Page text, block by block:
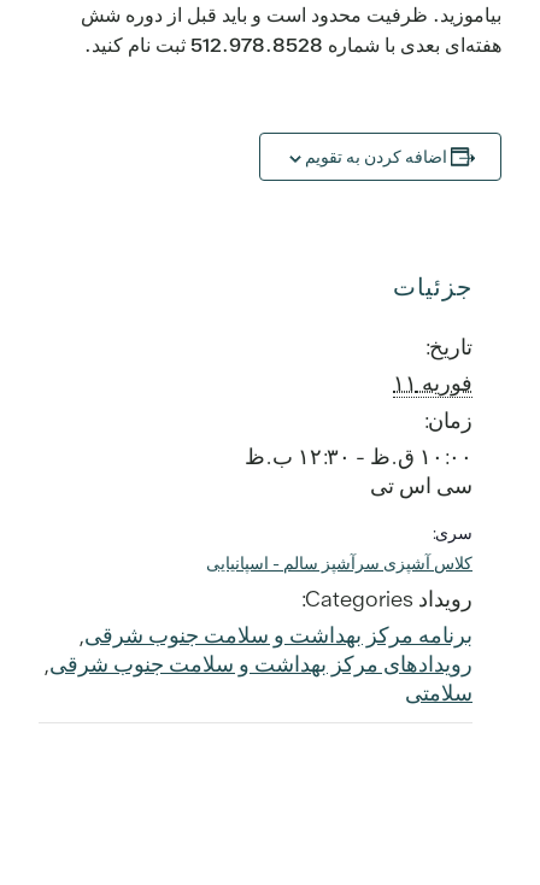
بیاموزید. ظرفیت محدود است و باید قبل از دوره شش
هفته‌ای بعدی با شماره 512.978.8528 ثبت نام کنید.
اضافه کردن به تقویم
جزئیات
تاریخ:
فوریه ۱۱
زمان:
۱۰:۰۰ ق.ظ - ۱۲:۳۰ ب.ظ
سی اس تی
سری:
کلاس آشپزی سرآشپز سالم - اسپانیایی
رویداد Categories:
برنامه مرکز بهداشت و سلامت جنوب شرقی,
رویدادهای مرکز بهداشت و سلامت جنوب شرقی,
سلامتی